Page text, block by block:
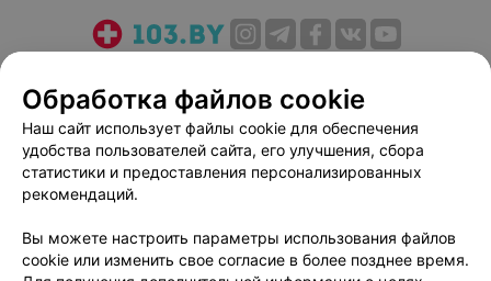
Медицинский маркетинг
Публичный договор
Пользовательское соглашение
Способы оплаты
Вакансии
Партнеры
Персональные настройки cookie
Обработка файлов cookie
Наш сайт использует файлы cookie для обеспечения
удобства пользователей сайта, его улучшения, сбора
статистики и предоставления персонализированных
рекомендаций.
Вы можете настроить параметры использования файлов
cookie или изменить свое согласие в более позднее время.